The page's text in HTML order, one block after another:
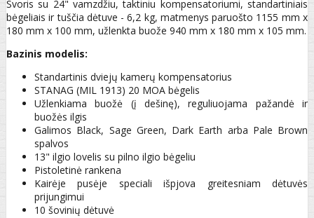
Svoris su 24" vamzdžiu, taktiniu kompensatoriumi, standartiniais
bėgeliais ir tuščia dėtuve - 6,2 kg, matmenys paruošto 1155 mm x
180 mm x 100 mm, užlenkta buože 940 mm x 180 mm x 105 mm.
Bazinis modelis:
Standartinis dviejų kamerų kompensatorius
STANAG (MIL 1913) 20 MOA bėgelis
Užlenkiama buožė (į dešinę), reguliuojama pažandė ir
buožės ilgis
Galimos Black, Sage Green, Dark Earth arba Pale Brown
spalvos
13" ilgio lovelis su pilno ilgio bėgeliu
Pistoletinė rankena
Kairėje pusėje speciali išpjova greitesniam dėtuvės
prijungimui
10 šovinių dėtuvė